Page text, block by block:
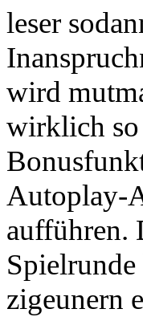
leser
wird
wirklich so
Autoplay-
aufführen.
zigeunern